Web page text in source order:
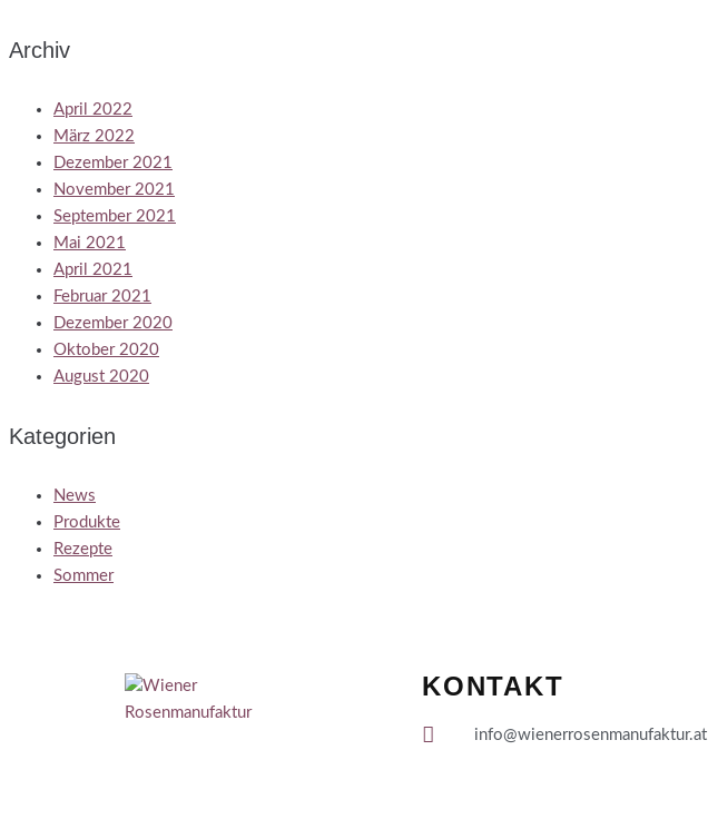
Archiv
April 2022
März 2022
Dezember 2021
November 2021
September 2021
Mai 2021
April 2021
Februar 2021
Dezember 2020
Oktober 2020
August 2020
Kategorien
News
Produkte
Rezepte
Sommer
KONTAKT
info@wienerrosenmanufaktur.at